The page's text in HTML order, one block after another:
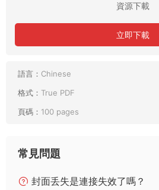
資源下載
立即下載
語言： Chinese
格式： True PDF
頁碼： 100 pages
常見問題
封面丢失是連接失效了嗎？